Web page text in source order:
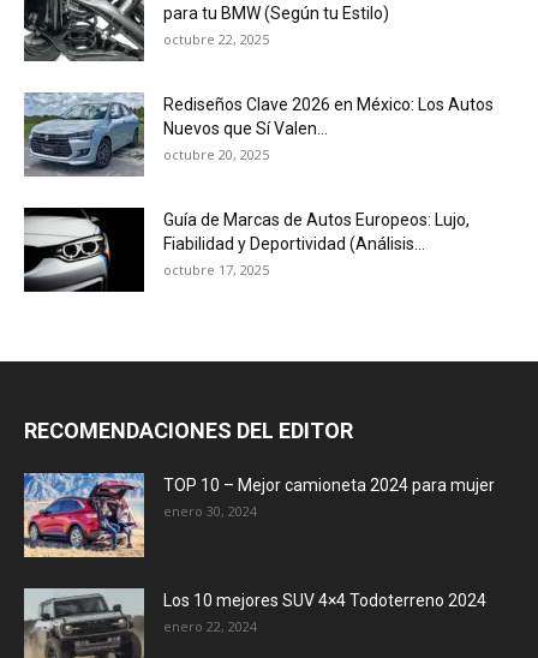
para tu BMW (Según tu Estilo)
octubre 22, 2025
Rediseños Clave 2026 en México: Los Autos
Nuevos que Sí Valen...
octubre 20, 2025
Guía de Marcas de Autos Europeos: Lujo,
Fiabilidad y Deportividad (Análisis...
octubre 17, 2025
RECOMENDACIONES DEL EDITOR
TOP 10 – Mejor camioneta 2024 para mujer
enero 30, 2024
Los 10 mejores SUV 4×4 Todoterreno 2024
enero 22, 2024